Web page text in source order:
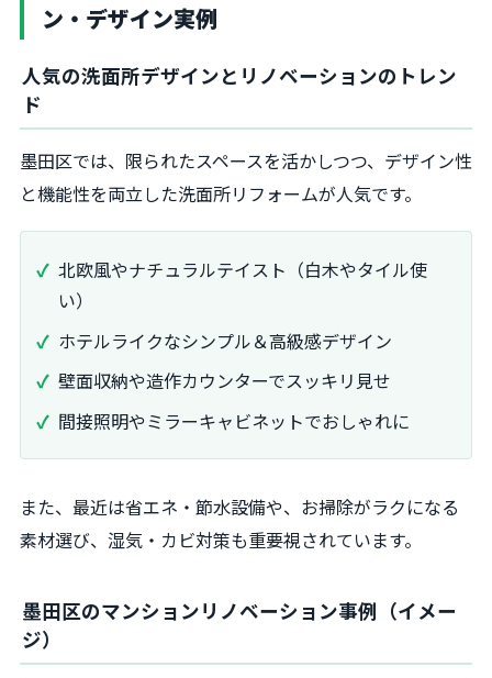
ン・デザイン実例
人気の洗面所デザインとリノベーションのトレン
ド
墨田区では、限られたスペースを活かしつつ、デザイン性
と機能性を両立した洗面所リフォームが人気です。
北欧風やナチュラルテイスト（白木やタイル使
い）
ホテルライクなシンプル＆高級感デザイン
壁面収納や造作カウンターでスッキリ見せ
間接照明やミラーキャビネットでおしゃれに
また、最近は省エネ・節水設備や、お掃除がラクになる
素材選び、湿気・カビ対策も重要視されています。
墨田区のマンションリノベーション事例（イメー
ジ）